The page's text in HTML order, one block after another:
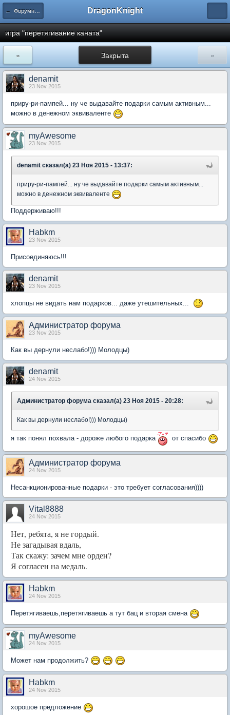
← Форумные игры DragonKnight
игра "перетягивание каната"
Закрыта
« »
denamit
23 Nov 2015
приру-ри-пампей... ну че выдавайте подарки самым активным...
можно в денежном эквиваленте
myAwesome
23 Nov 2015
denamit сказал(а) 23 Ноя 2015 - 13:37:
приру-ри-пампей... ну че выдавайте подарки самым активным...
можно в денежном эквиваленте
Поддерживаю!!!
Habkm
23 Nov 2015
Присоединяюсь!!!
denamit
23 Nov 2015
хлопцы не видать нам подарков... даже утешительных...
Администратор форума
23 Nov 2015
Как вы дернули неслабо!))) Молодцы)
denamit
24 Nov 2015
Администратор форума сказал(а) 23 Ноя 2015 - 20:28:
Как вы дернули неслабо!))) Молодцы)
я так понял похвала - дороже любого подарка от спасибо
Администратор форума
24 Nov 2015
Несанкционированные подарки - это требует согласования))))
Vital8888
24 Nov 2015
Нет, ребята, я не гордый.
Не загадывая вдаль,
Так скажу: зачем мне орден?
Я согласен на медаль.
Habkm
24 Nov 2015
Перетягиваешь,перетягиваешь а тут бац и вторая смена
myAwesome
24 Nov 2015
Может нам продолжить?
Habkm
24 Nov 2015
хорошое предложение